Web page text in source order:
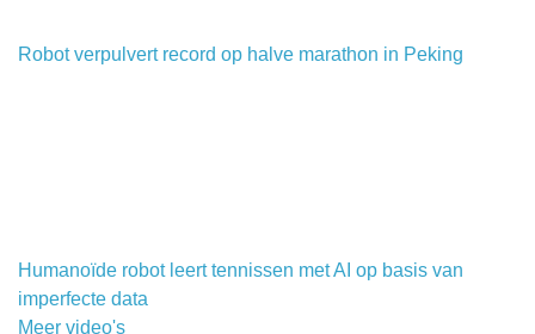
Robot verpulvert record op halve marathon in Peking
Humanoïde robot leert tennissen met AI op basis van
imperfecte data
Meer video's